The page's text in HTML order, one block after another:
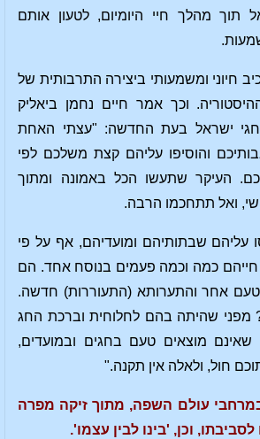
תוך מהלך חיי היומיום, לטעון אותם
חיוני ומשמעותי ביצירה התרבותית של
וכך אמר חיים נחמן ביאליק
ישראל בעת החדשה: "עצתי האחת
והוסיפו עליהם קצת משלכם לפי
העיקר שתעשו הכל באמונה ומתוך
ואל תתחכמו הרבה.
עליהם שבתותיהם ומועדיהם, אף על פי
חייהם כמה וכמה פעמים בנוסח אחד. הם
אחר והתערותא (התעוררות) חדשה.
מפני שהיתה בהם לחלוחית וברכת החג
מוצאים טעם בחגים ובמועדים,
חול, ולאלה אין תקנה."
עולם השפה, מתוך זיקה מפרה
וכן, 'בינו לבין עצמו'.